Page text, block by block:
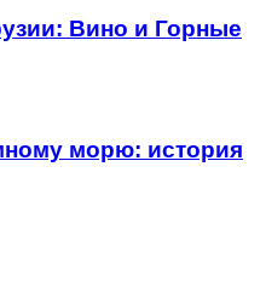
Вино и Горные
морю: история